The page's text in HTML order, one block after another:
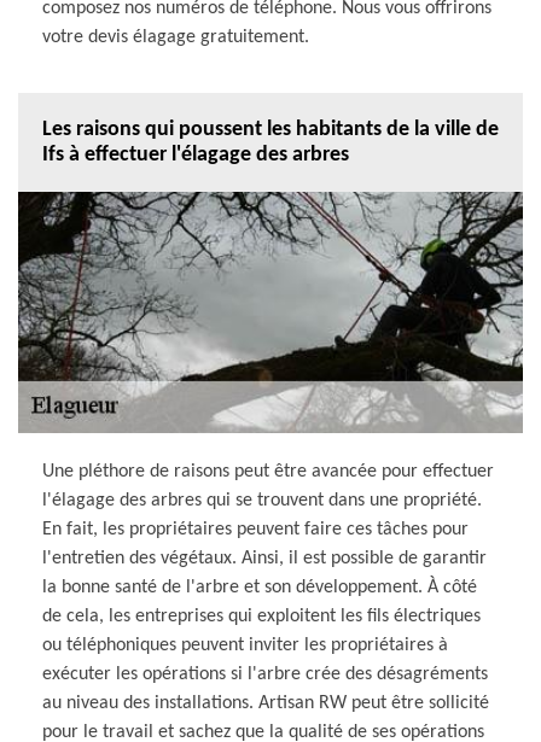
composez nos numéros de téléphone. Nous vous offrirons
votre devis élagage gratuitement.
Les raisons qui poussent les habitants de la ville de
Ifs à effectuer l'élagage des arbres
Une pléthore de raisons peut être avancée pour effectuer
l'élagage des arbres qui se trouvent dans une propriété.
En fait, les propriétaires peuvent faire ces tâches pour
l'entretien des végétaux. Ainsi, il est possible de garantir
la bonne santé de l'arbre et son développement. À côté
de cela, les entreprises qui exploitent les fils électriques
ou téléphoniques peuvent inviter les propriétaires à
exécuter les opérations si l'arbre crée des désagréments
au niveau des installations. Artisan RW peut être sollicité
pour le travail et sachez que la qualité de ses opérations